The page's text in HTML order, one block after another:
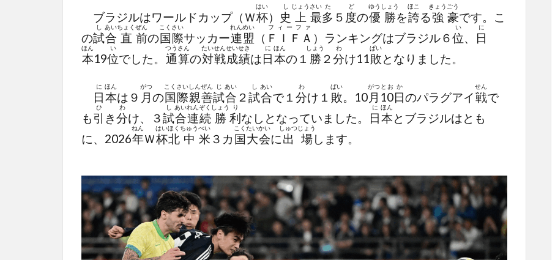
ブラジルはワールドカップ（Ｗ杯
はい
） 史
し
上
じょう
最
さい
多
た
５ 度
ど
の優
ゆう
勝
しょう
を誇
ほこ
る強
きょう
豪
ごう
です。こ
の試
し
合
あい
直
ちょく
前
ぜん
の国
こく
際
さい
サッカー連
れん
盟
めい
（ ＦＩＦＡ
フィーファ
）ランキングはブラジル６位
い
、 日
に
本
ほん
19位
い
でした。 通
つう
算
さん
の対
たい
戦
せん
成
せい
績
せき
は日
に
本
ほん
の１ 勝
しょう
２ 分
わ
け11敗
ぱい
となりました。
日
に
本
ほん
は９ 月
がつ
の国
こく
際
さい
親
しん
善
ぜん
試
じ
合
あい
２ 試
し
合
あい
で１ 分
わ
け１ 敗
ぱい
。10 月
がつ
10
とお
日
か
のパラグアイ戦
せん
で
も引
ひ
き分
わ
け、３試
し
合
あい
連
れん
続
ぞく
勝
しょう
利
り
なしとなっていました。 日
に
本
ほん
とブラジルはとも
に、2026年
ねん
Ｗ杯
はい
北
ほく
中
ちゅう
米
べい
３カ 国
こく
大
たい
会
かい
に出
しゅつ
場
じょう
します。